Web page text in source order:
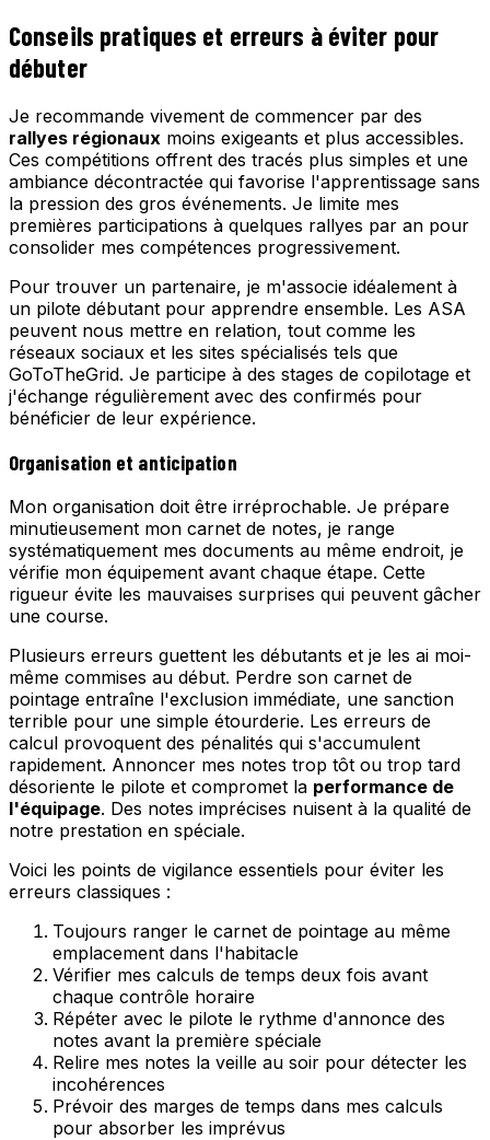
Conseils pratiques et erreurs à éviter pour
débuter
Je recommande vivement de commencer par des
rallyes régionaux moins exigeants et plus accessibles.
Ces compétitions offrent des tracés plus simples et une
ambiance décontractée qui favorise l'apprentissage sans
la pression des gros événements. Je limite mes
premières participations à quelques rallyes par an pour
consolider mes compétences progressivement.
Pour trouver un partenaire, je m'associe idéalement à
un pilote débutant pour apprendre ensemble. Les ASA
peuvent nous mettre en relation, tout comme les
réseaux sociaux et les sites spécialisés tels que
GoToTheGrid. Je participe à des stages de copilotage et
j'échange régulièrement avec des confirmés pour
bénéficier de leur expérience.
Organisation et anticipation
Mon organisation doit être irréprochable. Je prépare
minutieusement mon carnet de notes, je range
systématiquement mes documents au même endroit, je
vérifie mon équipement avant chaque étape. Cette
rigueur évite les mauvaises surprises qui peuvent gâcher
une course.
Plusieurs erreurs guettent les débutants et je les ai moi-
même commises au début. Perdre son carnet de
pointage entraîne l'exclusion immédiate, une sanction
terrible pour une simple étourderie. Les erreurs de
calcul provoquent des pénalités qui s'accumulent
rapidement. Annoncer mes notes trop tôt ou trop tard
désoriente le pilote et compromet la performance de
l'équipage. Des notes imprécises nuisent à la qualité de
notre prestation en spéciale.
Voici les points de vigilance essentiels pour éviter les
erreurs classiques :
Toujours ranger le carnet de pointage au même
emplacement dans l'habitacle
Vérifier mes calculs de temps deux fois avant
chaque contrôle horaire
Répéter avec le pilote le rythme d'annonce des
notes avant la première spéciale
Relire mes notes la veille au soir pour détecter les
incohérences
Prévoir des marges de temps dans mes calculs
pour absorber les imprévus